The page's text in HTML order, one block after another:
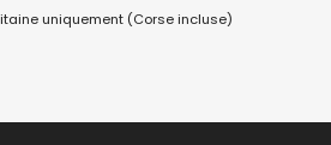
uniquement (Corse incluse)